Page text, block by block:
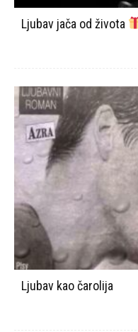
Ljubav jača od života
Ljubav kao čarolija